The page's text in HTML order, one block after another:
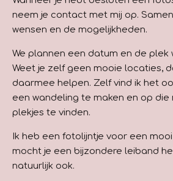
neem je contact met mij op.
wensen en de mogelijkheden.
We plannen een datum en de plek
Weet je zelf geen mooie locaties,
daarmee helpen. Zelf vind ik het
een wandeling te maken en op die
plekjes te vinden.
Ik heb een fotolijntje voor een
mocht je een bijzondere leiband
natuurlijk ook.